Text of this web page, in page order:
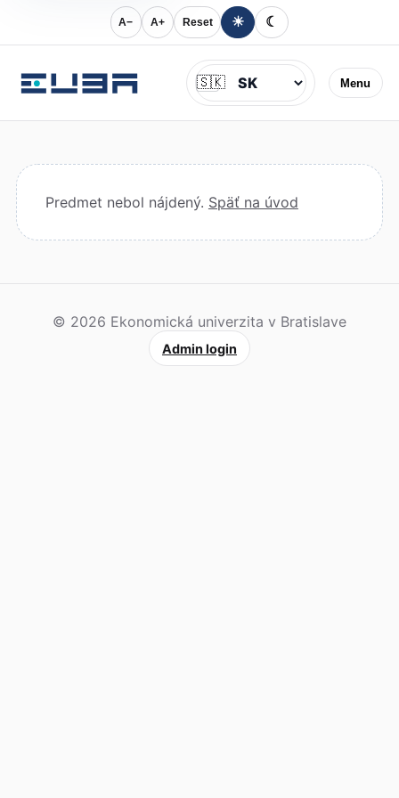
A− A+ Reset ☀ ☾
Menu
Jazyk
🇸🇰
Predmet nebol nájdený. Späť na úvod
© 2026 Ekonomická univerzita v Bratislave
Admin login